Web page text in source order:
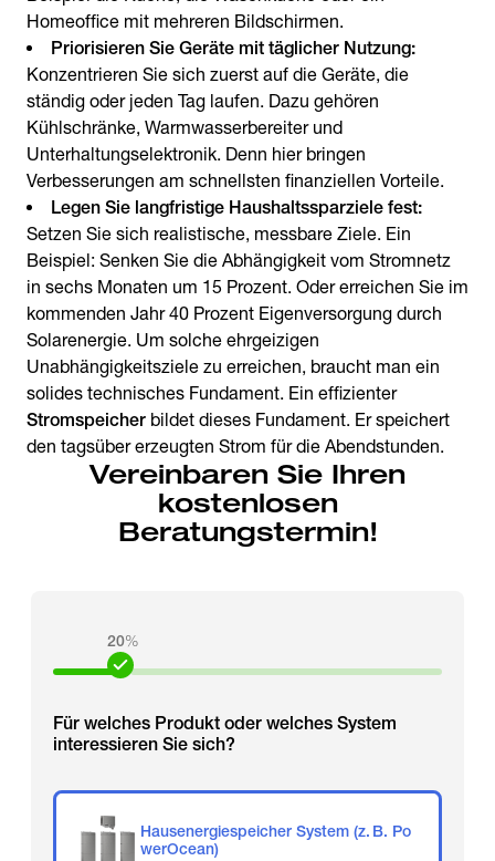
Homeoffice mit mehreren Bildschirmen.
Priorisieren Sie Geräte mit täglicher Nutzung:
Konzentrieren Sie sich zuerst auf die Geräte, die
ständig oder jeden Tag laufen. Dazu gehören
Kühlschränke, Warmwasserbereiter und
Unterhaltungselektronik. Denn hier bringen
Verbesserungen am schnellsten finanziellen Vorteile.
Legen Sie langfristige Haushaltssparziele fest:
Setzen Sie sich realistische, messbare Ziele. Ein
Beispiel: Senken Sie die Abhängigkeit vom Stromnetz
in sechs Monaten um 15 Prozent. Oder erreichen Sie im
kommenden Jahr 40 Prozent Eigenversorgung durch
Solarenergie. Um solche ehrgeizigen
Unabhängigkeitsziele zu erreichen, braucht man ein
solides technisches Fundament. Ein effizienter
Stromspeicher bildet dieses Fundament. Er speichert
den tagsüber erzeugten Strom für die Abendstunden.
Vereinbaren Sie Ihren
kostenlosen
Beratungstermin!
20%
Für welches Produkt oder welches System
interessieren Sie sich?
Hausenergiespeicher System (z. B. Po
werOcean)